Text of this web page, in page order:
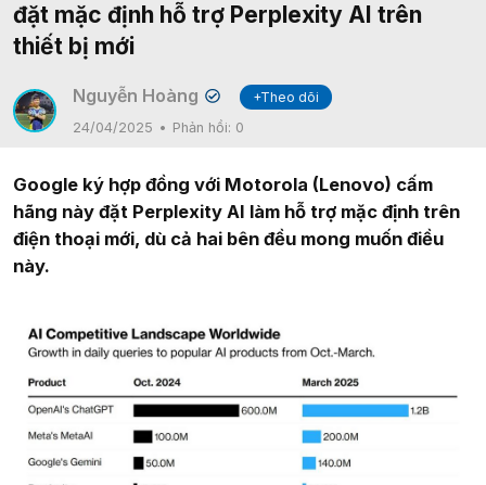
đặt mặc định hỗ trợ Perplexity AI trên
thiết bị mới
Nguyễn Hoàng ✔
+Theo dõi
24/04/2025
Phản hồi: 0
Google ký hợp đồng với Motorola (Lenovo) cấm
hãng này đặt Perplexity AI làm hỗ trợ mặc định trên
điện thoại mới, dù cả hai bên đều mong muốn điều
này.